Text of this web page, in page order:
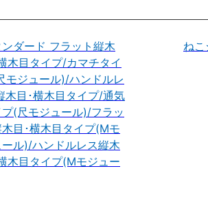
ンダード フラット縦木
木目タイプ/カマチタイ
モジュール)/ハンドルレ
木目･横木目タイプ/通気
プ(尺モジュール)/フラッ
木目･横木目タイプ(Mモ
ール)/ハンドルレス縦木
木目タイプ(Mモジュー
ね